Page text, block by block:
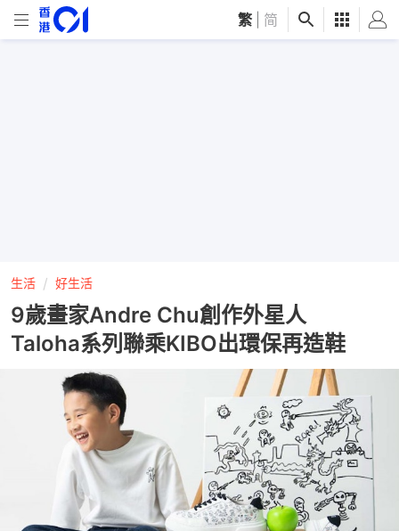
繁 简
生活 好生活
9歲畫家Andre Chu創作外星人
Taloha系列聯乘KIBO出環保再造鞋